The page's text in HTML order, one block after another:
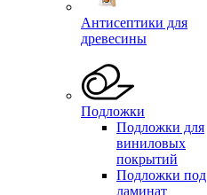
Антисептики для
древесины
Подложки
Подложки для
виниловых
покрытий
Подложки под
ламинат